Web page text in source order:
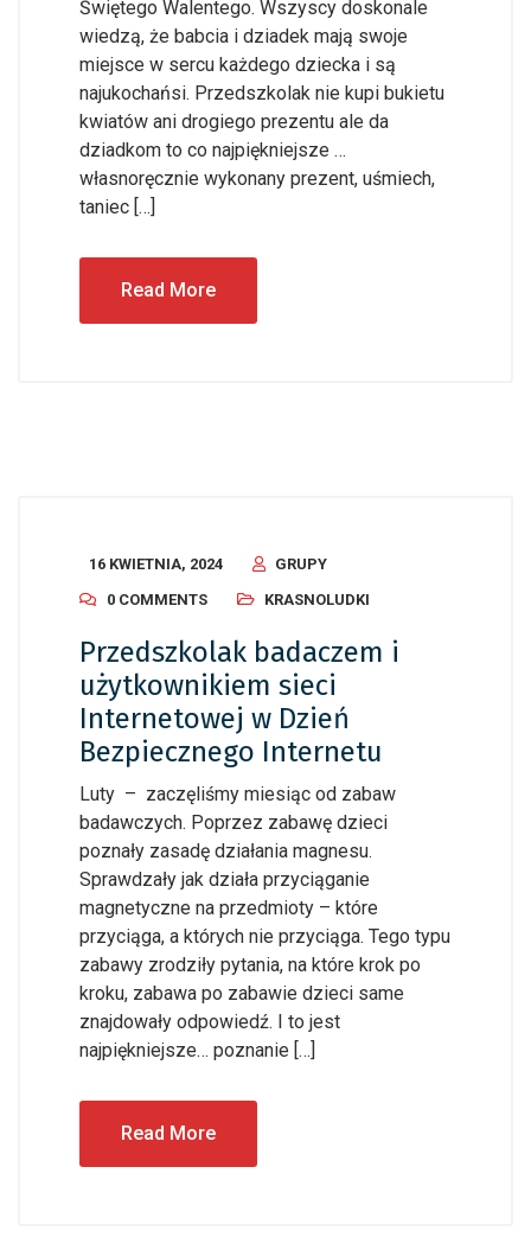
Świętego Walentego. Wszyscy doskonale
wiedzą, że babcia i dziadek mają swoje
miejsce w sercu każdego dziecka i są
najukochańsi. Przedszkolak nie kupi bukietu
kwiatów ani drogiego prezentu ale da
dziadkom to co najpiękniejsze …
własnoręcznie wykonany prezent, uśmiech,
taniec […]
Read More
16 KWIETNIA, 2024
GRUPY
0 COMMENTS
KRASNOLUDKI
Przedszkolak badaczem i
użytkownikiem sieci
Internetowej w Dzień
Bezpiecznego Internetu
Luty – zaczęliśmy miesiąc od zabaw
badawczych. Poprzez zabawę dzieci
poznały zasadę działania magnesu.
Sprawdzały jak działa przyciąganie
magnetyczne na przedmioty – które
przyciąga, a których nie przyciąga. Tego typu
zabawy zrodziły pytania, na które krok po
kroku, zabawa po zabawie dzieci same
znajdowały odpowiedź. I to jest
najpiękniejsze… poznanie […]
Read More